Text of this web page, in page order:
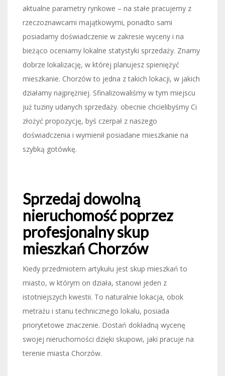
aktualne parametry rynkowe – na stałe pracujemy z
rzeczoznawcami majątkowymi, ponadto sami
posiadamy doświadczenie w zakresie wyceny i na
bieżąco oceniamy lokalne statystyki sprzedaży. Znamy
dobrze lokalizację, w której planujesz spieniężyć
mieszkanie. Chorzów to jedna z takich lokacji, w jakich
działamy najprężniej. Sfinalizowaliśmy w tym miejscu
już tuziny udanych sprzedaży. obecnie chcielibyśmy Ci
złożyć propozycję, byś czerpał z naszego
doświadczenia i wymienił posiadane mieszkanie na
szybką gotówkę.
Sprzedaj dowolną
nieruchomość poprzez
profesjonalny skup
mieszkań Chorzów
Kiedy przedmiotem artykułu jest skup mieszkań to
miasto, w którym on działa, stanowi jeden z
istotniejszych kwestii. To naturalnie lokacja, obok
metrażu i stanu technicznego lokalu, posiada
priorytetowe znaczenie. Dostań dokładną wycenę
swojej nieruchomości dzięki skupowi, jaki pracuje na
terenie miasta Chorzów.